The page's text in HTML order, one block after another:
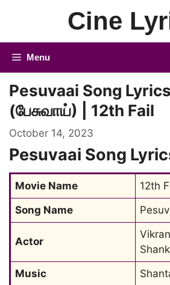
Cine
Menu
Pesuvaai Song
(பேசுவாய்) | 12th Fail
October 14, 2023
Pesuvaai Song
Movie Name
12th
Song Name
Actor
Music